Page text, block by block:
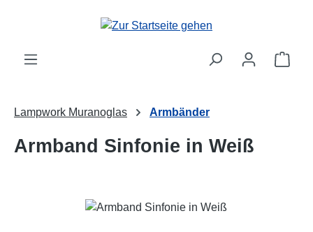
Zum Hauptinhalt springen
Lampwork Muranoglas Armbänder
Armband Sinfonie in Weiß
Bildergalerie überspringen